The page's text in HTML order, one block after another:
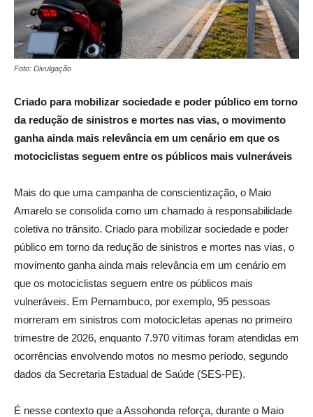
Foto: Divulgação
Criado para mobilizar sociedade e poder público em torno
da redução de sinistros e mortes nas vias, o movimento
ganha ainda mais relevância em um cenário em que os
motociclistas seguem entre os públicos mais vulneráveis
Mais do que uma campanha de conscientização, o Maio
Amarelo se consolida como um chamado à responsabilidade
coletiva no trânsito. Criado para mobilizar sociedade e poder
público em torno da redução de sinistros e mortes nas vias, o
movimento ganha ainda mais relevância em um cenário em
que os motociclistas seguem entre os públicos mais
vulneráveis. Em Pernambuco, por exemplo, 95 pessoas
morreram em sinistros com motocicletas apenas no primeiro
trimestre de 2026, enquanto 7.970 vítimas foram atendidas em
ocorrências envolvendo motos no mesmo período, segundo
dados da Secretaria Estadual de Saúde (SES-PE).
É nesse contexto que a Assohonda reforça, durante o Maio